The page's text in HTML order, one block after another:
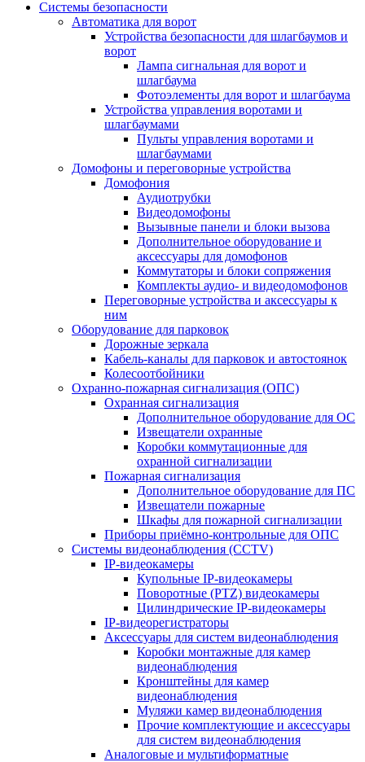
Системы безопасности
Автоматика для ворот
Устройства безопасности для шлагбаумов и
ворот
Лампа сигнальная для ворот и
шлагбаума
Фотоэлементы для ворот и шлагбаума
Устройства управления воротами и
шлагбаумами
Пульты управления воротами и
шлагбаумами
Домофоны и переговорные устройства
Домофония
Аудиотрубки
Видеодомофоны
Вызывные панели и блоки вызова
Дополнительное оборудование и
аксессуары для домофонов
Коммутаторы и блоки сопряжения
Комплекты аудио- и видеодомофонов
Переговорные устройства и аксессуары к
ним
Оборудование для парковок
Дорожные зеркала
Кабель-каналы для парковок и автостоянок
Колесоотбойники
Охранно-пожарная сигнализация (ОПС)
Охранная сигнализация
Дополнительное оборудование для ОС
Извещатели охранные
Коробки коммутационные для
охранной сигнализации
Пожарная сигнализация
Дополнительное оборудование для ПС
Извещатели пожарные
Шкафы для пожарной сигнализации
Приборы приёмно-контрольные для ОПС
Системы видеонаблюдения (CCTV)
IP-видеокамеры
Купольные IP-видеокамеры
Поворотные (PTZ) видеокамеры
Цилиндрические IP-видеокамеры
IP-видеорегистраторы
Аксессуары для систем видеонаблюдения
Коробки монтажные для камер
видеонаблюдения
Кронштейны для камер
видеонаблюдения
Муляжи камер видеонаблюдения
Прочие комплектующие и аксессуары
для систем видеонаблюдения
Аналоговые и мультиформатные